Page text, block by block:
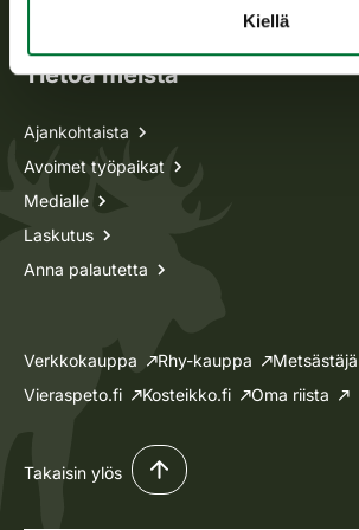
Kiellä
Tietoa meistä
Ajankohtaista
Avoimet työpaikat
Medialle
Laskutus
Anna palautetta
Verkkokauppa Rhy-kauppa
Vieraspeto.fi
Kosteikko.fi Oma riista
Takaisin ylös